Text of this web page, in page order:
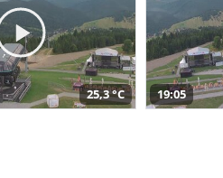
25,3 °C 19:05